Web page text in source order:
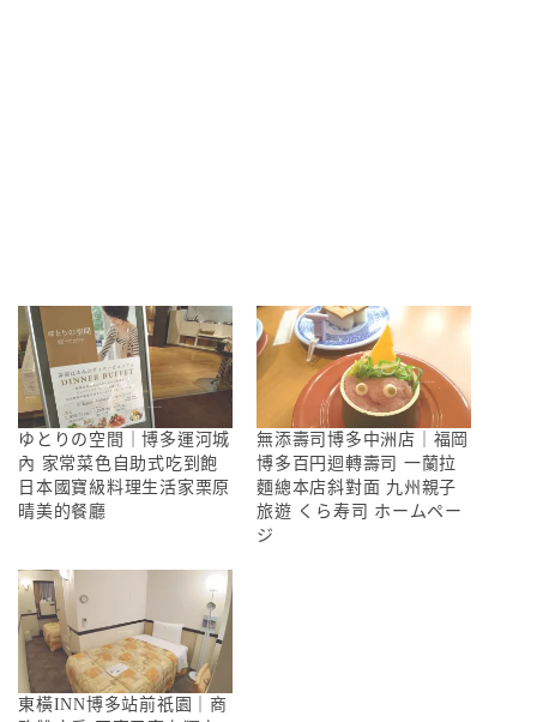
ゆとりの空間｜博多運河城
內 家常菜色自助式吃到飽
日本國寶級料理生活家栗原
晴美的餐廳
無添壽司博多中洲店｜福岡
博多百円迴轉壽司 一蘭拉
麵總本店斜對面 九州親子
旅遊 くら寿司 ホームペー
ジ
東橫INN博多站前祇園｜商